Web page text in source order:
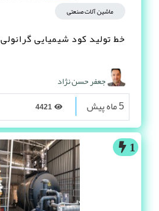
ماشین آلات صنعتی
خط تولید کود شیمیایی گرانولی
جعفر حسن نژاد
5 ماه پیش
1